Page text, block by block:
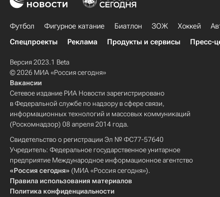
Футбол Фигурное катание Биатлон ЗОЖ Хоккей
Спецпроекты
Реклама Продукты и сервисы Пресс-
Версия 2023.1 Beta
© 2026 МИА «Россия сегодня»
Вакансии
Сетевое издание РИА Новости зарегистрировано
в Федеральной службе по надзору в сфере связи,
информационных технологий и массовых коммуникаций
(Роскомнадзор) 08 апреля 2014 года.
Свидетельство о регистрации Эл № ФС77-57640
Учредитель: Федеральное государственное унитарное
предприятие Международное информационное агентство
«Россия сегодня» (МИА «Россия сегодня»).
Правила использования материалов
Политика конфиденциальности